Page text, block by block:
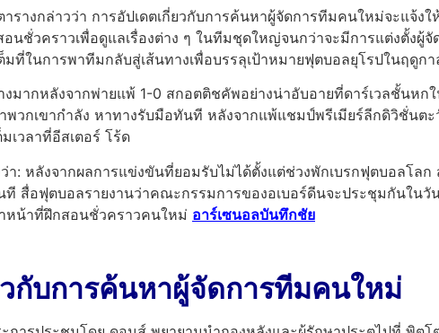
รางกล่าวว่า การอัปเดตเกี่ยวกับการค้นหาผู้จัดการทีมคนใหม่จะแจ้ง
อนชั่วคราวเพื่อดูแลเรื่องต่าง ๆ ในทีมชุดใหญ่จนกว่าจะมีการแต่งตั้
ที่ในการพาทีมกลับสู่เส้นทางเพื่อบรรลุเป้าหมายฟุตบอลยุโรปในฤดูก
มากหลังจากพ่ายแพ้ 1-0 สกอตติชคัพอย่างน่าอับอายที่ดาร์เวลชั้นห
าพวกเขากำลัง หาทางรับมือทันที หลังจากแพ้แชมป์พรีเมียร์ลีกดิวิชั่น
เวลาที่อีสเตอร์ โร้ด
า: หลังจากผลการแข่งขันที่ยอมรับไม่ได้ตั้งแต่ช่วงพักเบรกฟุตบอลโล
สื่อฟุตบอลรายงานว่าคณะกรรมการของอเบอร์ดีนจะประชุมกันในวั
าหน้าที่ฝึกสอนชั่วคราวคนใหม่ อาร์เซนอลบันทึกชัย
วกับการค้นหาผู้จัดการทีมคนใหม่